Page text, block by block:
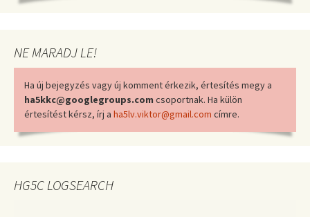
NE MARADJ LE!
Ha új bejegyzés vagy új komment érkezik, értesítés megy a
ha5kkc@googlegroups.com csoportnak. Ha külön
értesítést kérsz, írj a ha5lv.viktor@gmail.com címre.
HG5C LOGSEARCH